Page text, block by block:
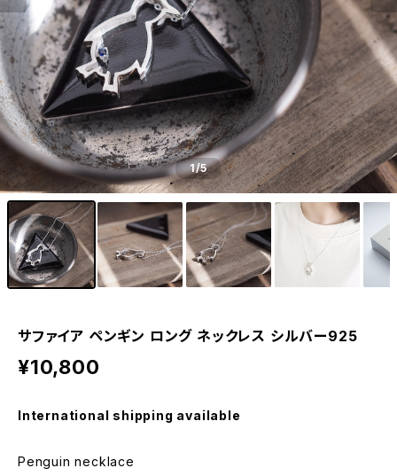
1/5
サファイア ペンギン ロング ネックレス シルバー925
¥10,800
International shipping available
Penguin necklace